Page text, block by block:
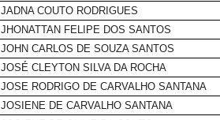
JADNA COUTO RODRIGUES
JHONATTAN FELIPE DOS SANTOS
JOHN CARLOS DE SOUZA SANTOS
JOSÉ CLEYTON SILVA DA ROCHA
JOSE RODRIGO DE CARVALHO SANTANA
JOSIENE DE CARVALHO SANTANA